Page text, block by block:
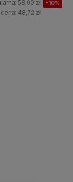
59,00 zł -10%
cena:51,92 zł